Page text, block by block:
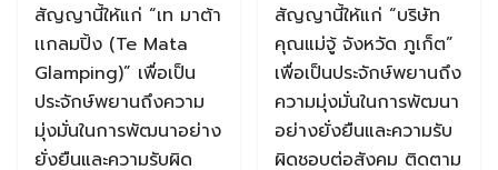
สัญญานี้ให้แก่ “เท มาต้า
เเกลมปิ้ง (Te Mata
Glamping)” เพื่อเป็น
ประจักษ์พยานถึงความ
มุ่งมั่นในการพัฒนาอย่าง
ยั่งยืนและความรับผิด
สัญญานี้ให้แก่ “บริษัท
คุณแม่จู้ จังหวัด ภูเก็ต”
เพื่อเป็นประจักษ์พยานถึง
ความมุ่งมั่นในการพัฒนา
อย่างยั่งยืนและความรับ
ผิดชอบต่อสังคม ติดตาม